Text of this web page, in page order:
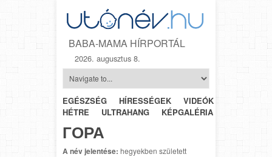
BABA-MAMA HÍRPORTÁL
2026. augusztus 8.
EGÉSZSÉG HÍRESSÉGEK VIDEÓK
HÉTRŐL-
HÉTRE
ULTRAHANG KÉPGALÉRIA
ГОРА
A név jelentése: hegyekben született